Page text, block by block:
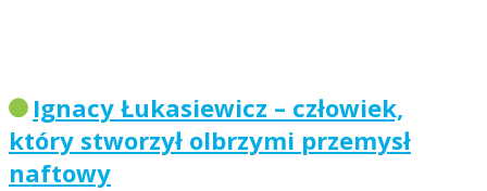
Ignacy Łukasiewicz – człowiek,
który stworzył olbrzymi przemysł
naftowy